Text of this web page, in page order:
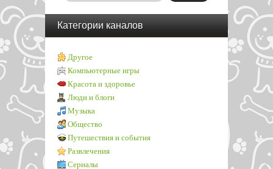
Категории каналов
Другое
Компьютерные игры
Красота и здоровье
Люди и блоги
Музыка
Общество
Путешествия и события
Развлечения
Сериалы